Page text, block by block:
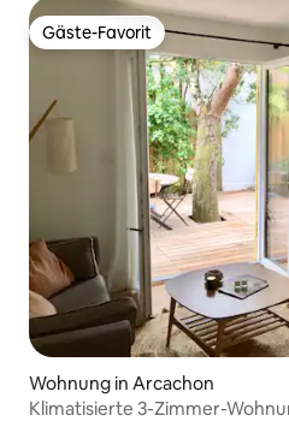
Gäste-Favorit
Gäste-Favorit
Wohnung in Arcachon
Klimatisierte 3-Zimmer-